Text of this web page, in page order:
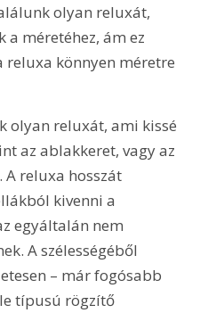
olyan reluxát,
méretéhez, ám ez
reluxa könnyen méretre
olyan reluxát, ami kissé
az ablakkeret, vagy az
reluxa hosszát
kivenni a
egyáltalán nem
A szélességéből
– már fogósabb
típusú rögzítő